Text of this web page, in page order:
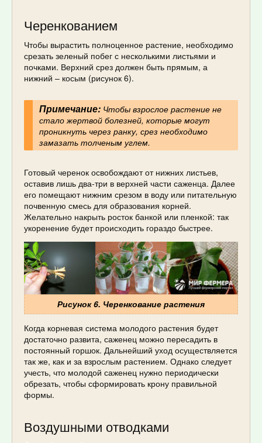
Черенкованием
Чтобы вырастить полноценное растение, необходимо
срезать зеленый побег с несколькими листьями и
почками. Верхний срез должен быть прямым, а
нижний – косым (рисунок 6).
Примечание:Чтобы взрослое растение не
стало жертвой болезней, которые могут
проникнуть через ранку, срез необходимо
замазать толченым углем.
Готовый черенок освобождают от нижних листьев,
оставив лишь два-три в верхней части саженца. Далее
его помещают нижним срезом в воду или питательную
почвенную смесь для образования корней.
Желательно накрыть росток банкой или пленкой: так
укоренение будет происходить гораздо быстрее.
Рисунок 6. Черенкование растения
Когда корневая система молодого растения будет
достаточно развита, саженец можно пересадить в
постоянный горшок. Дальнейший уход осуществляется
так же, как и за взрослым растением. Однако следует
учесть, что молодой саженец нужно периодически
обрезать, чтобы сформировать крону правильной
формы.
Воздушными отводками